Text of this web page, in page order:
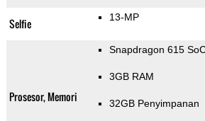
Selfie 13-MP
Prosesor, Memori
Snapdragon 615
3GB RAM
32GB Penyimpanan